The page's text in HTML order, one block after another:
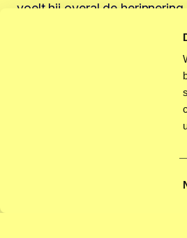
voelt hij overal de
Ik ga
alleen